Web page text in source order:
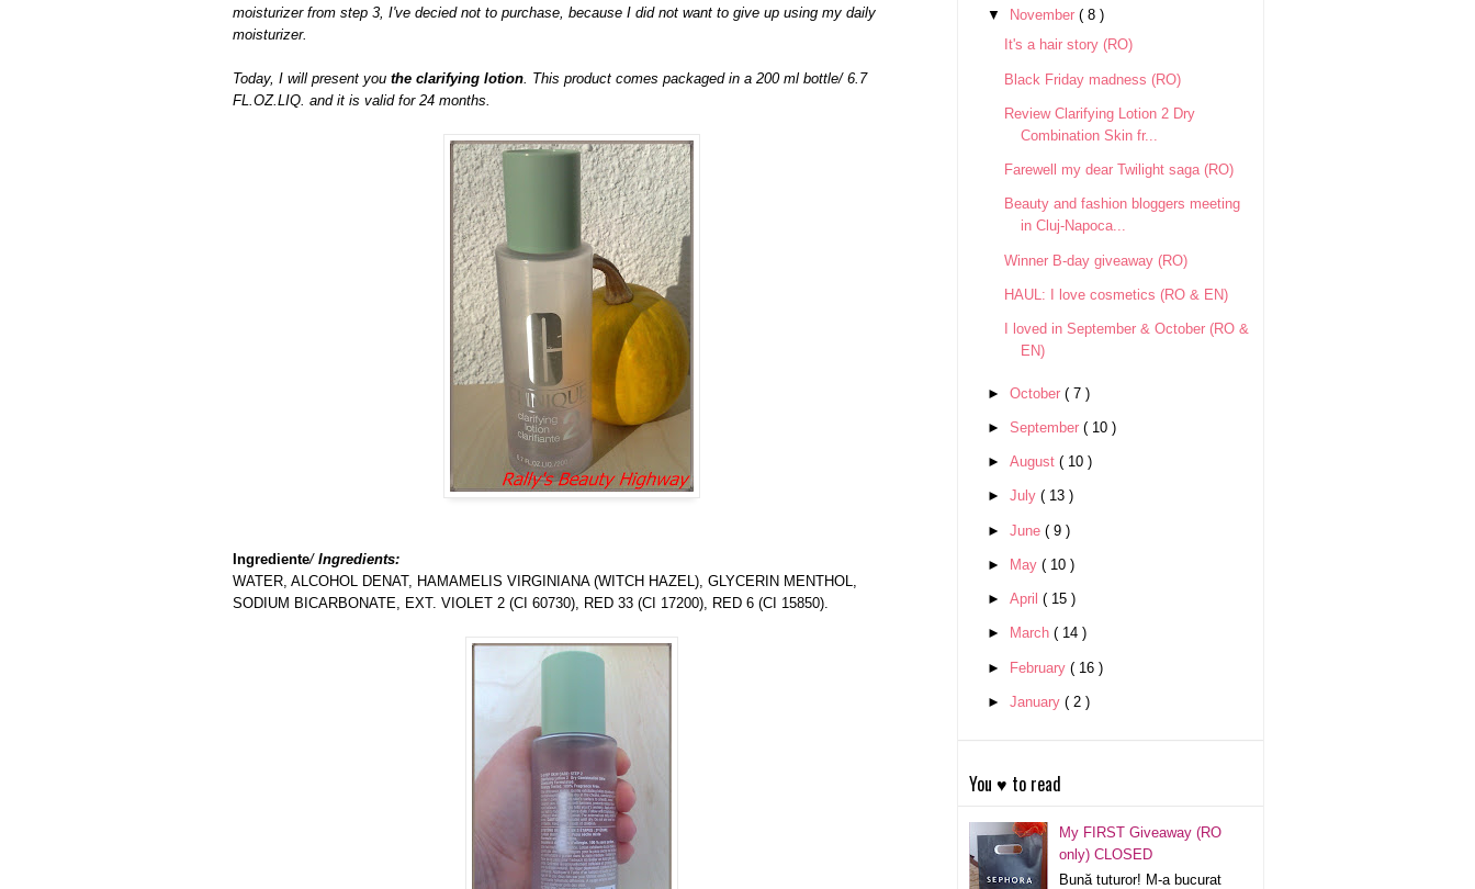
moisturizerfrom step 3, I've decied not to purchase, because I did not want to give up using my daily
moisturizer.
Today, I will present you the clarifying lotion. This product comes packaged in a 200 ml bottle/ 6.7
FL.OZ.LIQ. and it is valid for 24 months.
ngrediente/ Ingredients:
WATER, ALCOHOL DENAT, HAMAMELIS VIRGINIANA (WITCH HAZEL), GLYCERIN MENTHOL,
SODIUM BICARBONATE, EXT. VIOLET 2 (CI 60730), RED 33 (CI 17200), RED 6 (CI 15850).
▼ November ( 8 )
It's a hair story (RO)
Black Friday madness (RO)
Review Clarifying Lotion 2 Dry
Combination Skin fr...
Farewell my dear Twilight saga (RO)
Beauty and fashion bloggers meeting
in Cluj-Napoca...
Winner B-day giveaway (RO)
HAUL: I love cosmetics (RO & EN)
I loved in September & October (RO &
EN)
► October ( 7 )
► September ( 10 )
► August ( 10 )
► July ( 13 )
► June ( 9 )
► May ( 10 )
► April ( 15 )
► March ( 14 )
► February ( 16 )
► January ( 2 )
You ♥ to read
My FIRST Giveaway (RO
only) CLOSED
Bună tuturor! M-a bucurat